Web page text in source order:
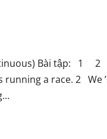
Bài tập: 1
a race. 2 We